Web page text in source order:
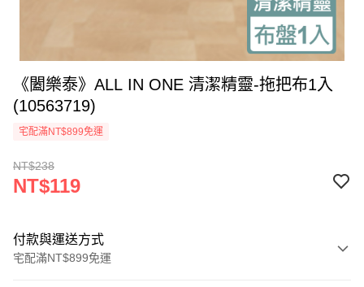
《闔樂泰》ALL IN ONE 清潔精靈-拖把布1入
(10563719)
宅配滿NT$899免運
NT$238
NT$119
付款與運送方式
宅配滿NT$899免運